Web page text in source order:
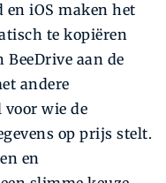
en iOS maken het
te kopiëren
aan de
andere
voor wie de
op prijs stelt.
en